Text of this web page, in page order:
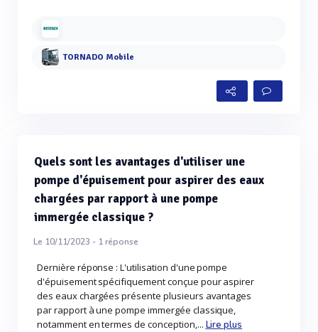
TORNADO Mobile
Quels sont les avantages d'utiliser une
pompe d'épuisement pour aspirer des eaux
chargées par rapport à une pompe
immergée classique ?
Le 10/11/2023 - 1réponse
Dernière réponse : L'utilisation d'une pompe
d'épuisement spécifiquement conçue pour aspirer
des eaux chargées présente plusieurs avantages
par rapport à une pompe immergée classique,
notamment en termes de conception,... Lire plus